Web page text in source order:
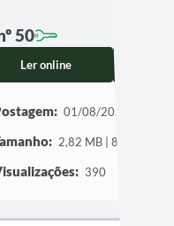
50
Ler online
01/08/2025 às 08h15
2,82 MB | 8 páginas
390